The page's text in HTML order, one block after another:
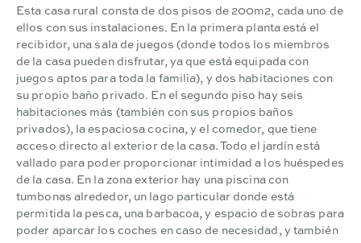
Esta casa rural consta de dos pisos de 200m2, cada uno de
ellos con sus instalaciones. En la primera planta está el
recibidor, una sala de juegos (donde todos los miembros
de la casa pueden disfrutar, ya que está equipada con
juegos aptos para toda la familia), y dos habitaciones con
su propio baño privado. En el segundo piso hay seis
habitaciones más (también con sus propios baños
privados), la espaciosa cocina, y el comedor, que tiene
acceso directo al exterior de la casa. Todo el jardín está
vallado para poder proporcionar intimidad a los huéspedes
de la casa. En la zona exterior hay una piscina con
tumbonas alrededor, un lago particular donde está
permitida la pesca, una barbacoa, y espacio de sobras para
poder aparcar los coches en caso de necesidad, y también